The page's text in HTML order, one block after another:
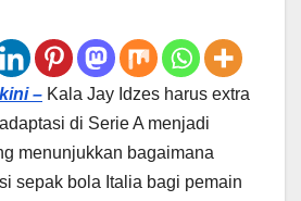
– Kala Jay Idzes harus extra
di Serie A menjadi
menunjukkan bagaimana
sepak bola Italia bagi pemain